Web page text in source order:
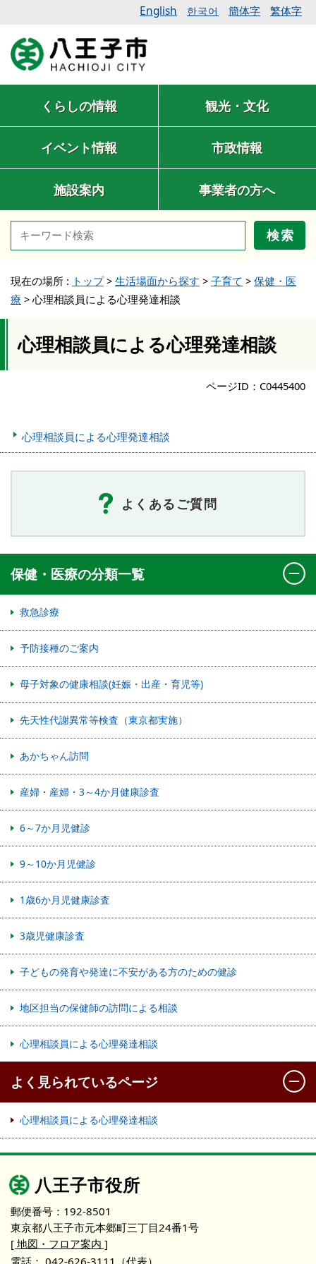
English 한국어 簡体字 繁体字
くらしの情報 観光・文化
イベント情報 市政情報
施設案内 事業者の方へ
検索
現在の場所 : トップ> 生活場面から探す > 子育て > 保健・医
療 > 心理相談員による心理発達相談
心理相談員による心理発達相談
ページID：C0445400
心理相談員による心理発達相談
よくあるご質問
保健・医療の分類一覧
救急診療
予防接種のご案内
母子対象の健康相談(妊娠・出産・育児等)
先天性代謝異常等検査（東京都実施）
あかちゃん訪問
産婦・産婦・3～4か月健康診査
6～7か月児健診
9～10か月児健診
1歳6か月児健康診査
3歳児健康診査
子どもの発育や発達に不安がある方のための健診
地区担当の保健師の訪問による相談
心理相談員による心理発達相談
よく見られているページ
心理相談員による心理発達相談
八王子市役所
郵便番号：192-8501
東京都八王子市元本郷町三丁目24番1号
[ 地図・フロア案内 ]